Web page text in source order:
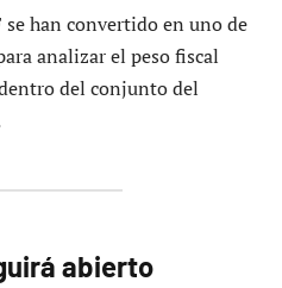
han convertido en uno de
analizar el peso fiscal
del conjunto del
abierto